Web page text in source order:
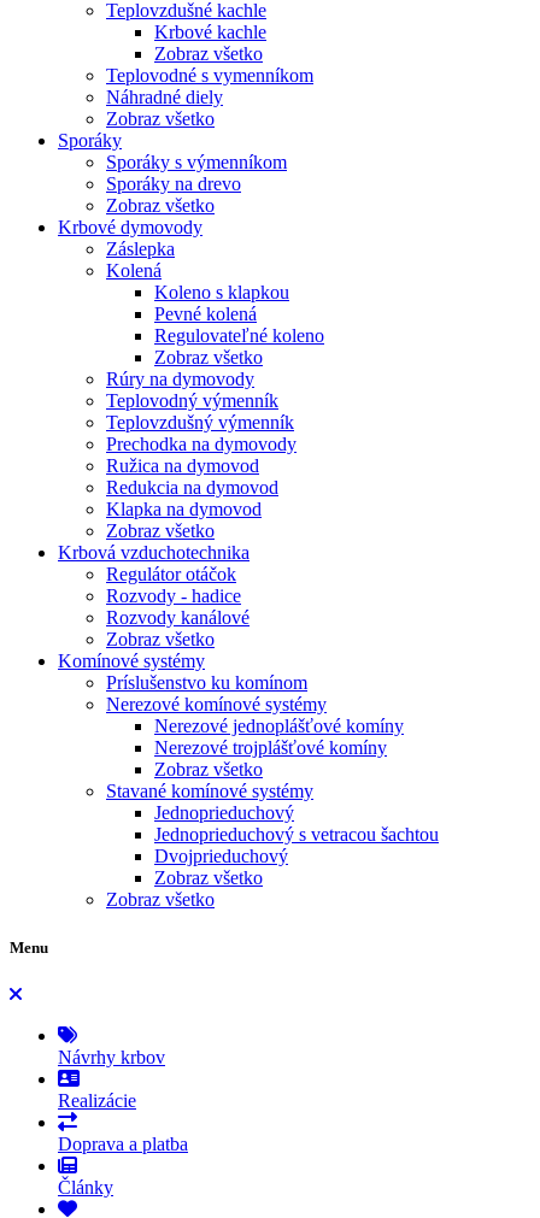
Teplovzdušné kachle
Krbové kachle
Zobraz všetko
Teplovodné s vymenníkom
Náhradné diely
Zobraz všetko
Sporáky
Sporáky s výmenníkom
Sporáky na drevo
Zobraz všetko
Krbové dymovody
Záslepka
Kolená
Koleno s klapkou
Pevné kolená
Regulovateľné koleno
Zobraz všetko
Rúry na dymovody
Teplovodný výmenník
Teplovzdušný výmenník
Prechodka na dymovody
Ružica na dymovod
Redukcia na dymovod
Klapka na dymovod
Zobraz všetko
Krbová vzduchotechnika
Regulátor otáčok
Rozvody - hadice
Rozvody kanálové
Zobraz všetko
Komínové systémy
Príslušenstvo ku komínom
Nerezové komínové systémy
Nerezové jednoplášťové komíny
Nerezové trojplášťové komíny
Zobraz všetko
Stavané komínové systémy
Jednoprieduchový
Jednoprieduchový s vetracou šachtou
Dvojprieduchový
Zobraz všetko
Zobraz všetko
Menu
Návrhy krbov
Realizácie
Doprava a platba
Články